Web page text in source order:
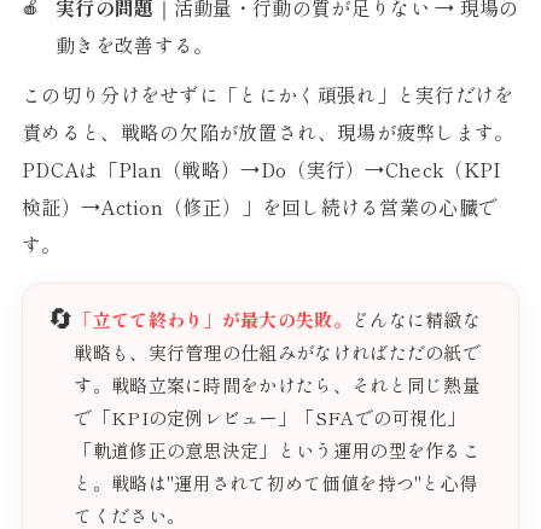
実行の問題 ｜活動量・行動の質が足りない → 現場の
動きを改善する。
この切り分けをせずに「とにかく頑張れ」と実行だけを
責めると、戦略の欠陥が放置され、現場が疲弊します。
PDCAは「Plan（戦略）→Do（実行）→Check（KPI
検証）→Action（修正）」を回し続ける営業の心臓で
す。
🔄 「立てて終わり」が最大の失敗。
どんなに精緻な
戦略も、実行管理の仕組みがなければただの紙で
す。戦略立案に時間をかけたら、それと同じ熱量
で「KPIの定例レビュー」「SFAでの可視化」
「軌道修正の意思決定」という運用の型を作るこ
と。戦略は"運用されて初めて価値を持つ"と心得
てください。